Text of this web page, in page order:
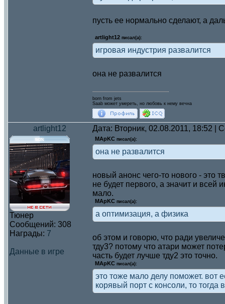
пусть ее нормально сделают, а
artlight12 писал(а):
игровая индустрия развалится
она не развалится
born from jets
Saab может умереть, но любовь к нему вечна
artlight12 Дата: Вторник, 02.08.2011, 18:52 |
Тюнер
Сообщений: 308
Награды: 7
Данные в игре
MApKC писал(а):
она не развалится
новый анонс чего-то нового - это
не будет первого, а значит и всей
мало.
MApKC писал(а):
а оптимизация, а физика
об этом и говорю, что ради
тду3? потому что атари может
часть будет лучше тду2 это точно.
MApKC писал(а):
это тоже мало делу поможет. вот
корявый порт с консоли, то тогда